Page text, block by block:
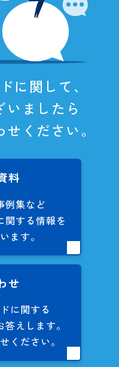
に関して、
いましたら
ください。
料
例集など
関する情報を
ます。
せ
に関する
えします。
ください。